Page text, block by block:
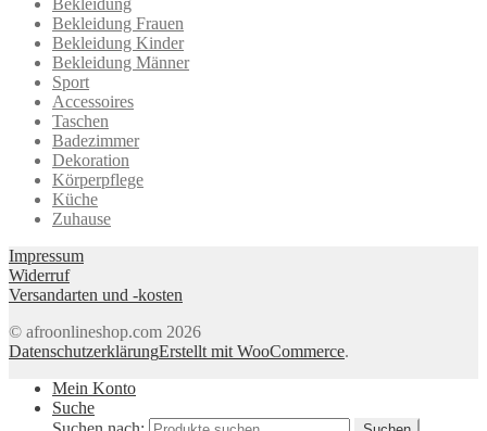
Bekleidung
Bekleidung Frauen
Bekleidung Kinder
Bekleidung Männer
Sport
Accessoires
Taschen
Badezimmer
Dekoration
Körperpflege
Küche
Zuhause
Impressum
Widerruf
Versandarten und -kosten
© afroonlineshop.com 2026
DatenschutzerklärungErstellt mit WooCommerce.
Mein Konto
Suche